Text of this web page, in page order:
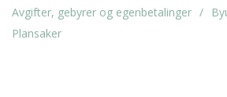
Avgifter, gebyrer og egenbetalinger
Plansaker